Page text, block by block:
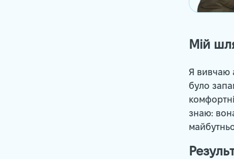
Мій
Я вивчаю
було
знаю: